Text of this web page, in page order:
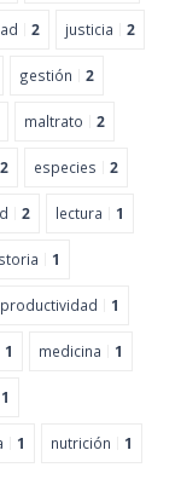
2 justicia 2
gestión 2
maltrato 2
2 especies 2
2 lectura 1
1
productividad 1
1 medicina 1
1
1 nutrición 1